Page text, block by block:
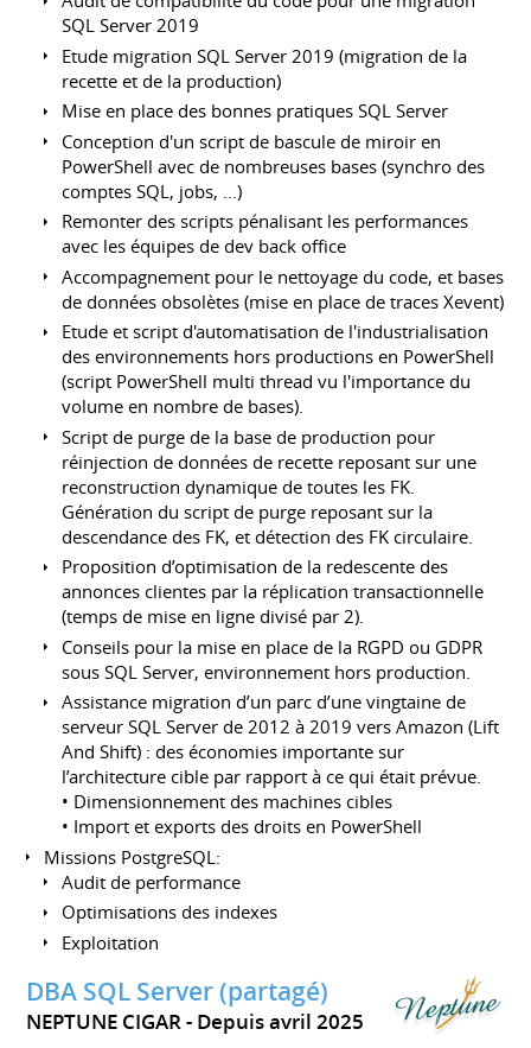
SQL Server 2019
Etude migration SQL Server 2019 (migration de la
recette et de la production)
Mise en place des bonnes pratiques SQL Server
Conception d'un script de bascule de miroir en
PowerShell avec de nombreuses bases (synchro des
comptes SQL, jobs, ...)
Remonter des scripts pénalisant les performances
avec les équipes de dev back office
Accompagnement pour le nettoyage du code, et bases
de données obsolètes (mise en place de traces Xevent)
Etude et script d'automatisation de l'industrialisation
des environnements hors productions en PowerShell
(script PowerShell multi thread vu l'importance du
volume en nombre de bases).
Script de purge de la base de production pour
réinjection de données de recette reposant sur une
reconstruction dynamique de toutes les FK.
Génération du script de purge reposant sur la
descendance des FK, et détection des FK circulaire.
Proposition d’optimisation de la redescente des
annonces clientes par la réplication transactionnelle
(temps de mise en ligne divisé par 2).
Conseils pour la mise en place de la RGPD ou GDPR
sous SQL Server, environnement hors production.
Assistance migration d’un parc d’une vingtaine de
serveur SQL Server de 2012 à 2019 vers Amazon (Lift
And Shift) : des économies importante sur
l’architecture cible par rapport à ce qui était prévue.
• Dimensionnement des machines cibles
• Import et exports des droits en PowerShell
Missions PostgreSQL:
Audit de performance
Optimisations des indexes
Exploitation
DBA SQL Server (partagé)
NEPTUNE CIGAR Depuis avril 2025